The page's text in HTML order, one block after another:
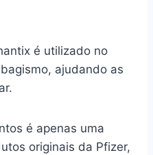
é utilizado no
ajudando as
é apenas uma
originais da Pfizer,